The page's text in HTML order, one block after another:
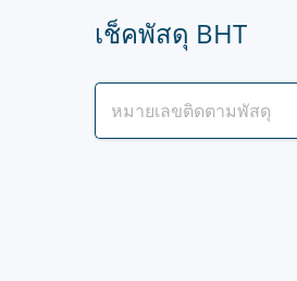
เช็คพัสดุ BHT